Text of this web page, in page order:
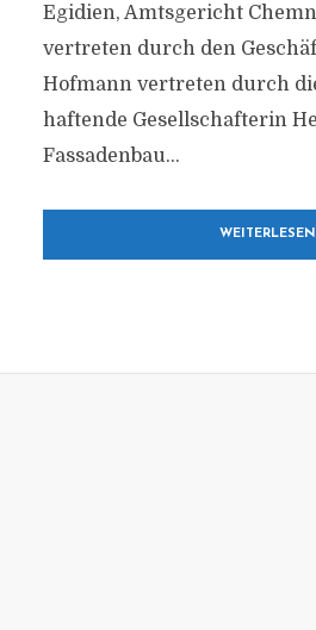
Egidien, Amtsgericht
vertreten durch den
Hofmann vertreten durch
haftende Gesellschafterin
Fassadenbau...
WEITERLESEN